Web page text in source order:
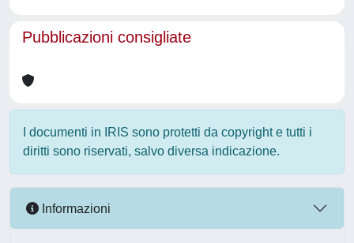
Pubblicazioni consigliate
I documenti in IRIS sono protetti da copyright e tutti i
diritti sono riservati, salvo diversa indicazione.
Informazioni